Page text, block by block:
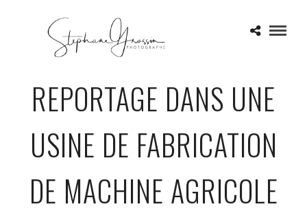
REPORTAGE DANS UNE
USINE DE FABRICATION
DE MACHINE AGRICOLE